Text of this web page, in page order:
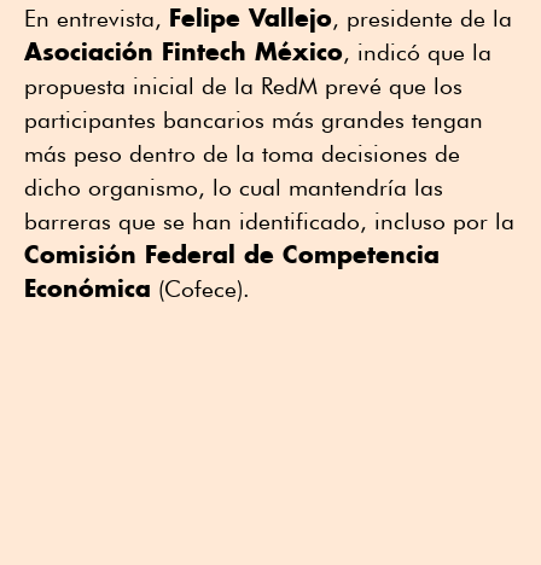
En entrevista, Felipe Vallejo, presidente de la
Asociación Fintech México, indicó que la
propuesta inicial de la RedM prevé que los
participantes bancarios más grandes tengan
más peso dentro de la toma decisiones de
dicho organismo, lo cual mantendría las
barreras que se han identificado, incluso por la
Comisión Federal de Competencia
Económica (Cofece).